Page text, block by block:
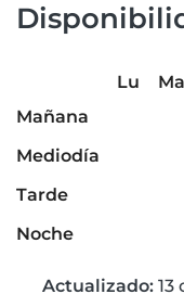
Lu Ma
Mañana
Mediodía
Tarde
Noche
Actualizado: 13